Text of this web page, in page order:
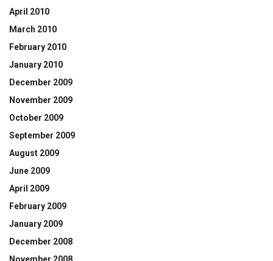
April 2010
March 2010
February 2010
January 2010
December 2009
November 2009
October 2009
September 2009
August 2009
June 2009
April 2009
February 2009
January 2009
December 2008